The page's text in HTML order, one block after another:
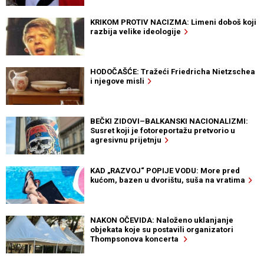
KRIKOM PROTIV NACIZMA: Limeni doboš koji
razbija velike ideologije
HODOČAŠĆE: Tražeći Friedricha Nietzschea
i njegove misli
BEČKI ZIDOVI–BALKANSKI NACIONALIZMI:
Susret koji je fotoreportažu pretvorio u
agresivnu prijetnju
KAD „RAZVOJ“ POPIJE VODU: More pred
kućom, bazen u dvorištu, suša na vratima
NAKON OČEVIDA: Naloženo uklanjanje
objekata koje su postavili organizatori
Thompsonova koncerta